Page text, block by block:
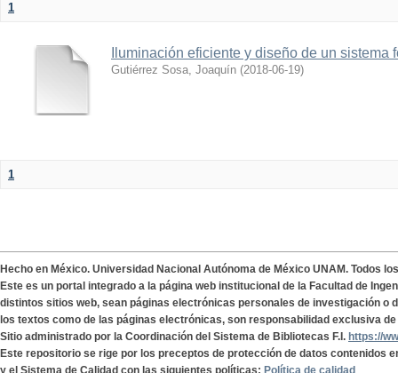
1
Iluminación eficiente y diseño de un sistema
Gutiérrez Sosa, Joaquín (2018-06-19)
1
Hecho en México. Universidad Nacional Autónoma de México UNAM. Todos
Este es un portal integrado a la página web institucional de la Facultad de
distintos sitios web, sean páginas electrónicas personales de investigación o
los textos como de las páginas electrónicas, son responsabilidad exclusiva
Sitio administrado por la Coordinación del Sistema de Bibliotecas F.I. https://
Este repositorio se rige por los preceptos de protección de datos contenidos
y el Sistema de Calidad con las siguientes políticas: Política de calidad